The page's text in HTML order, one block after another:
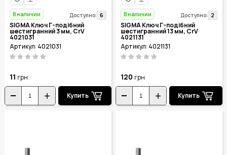
В наличии Доступно: 6
SIGMA Ключ Г-подібний
шестигранний 3 мм, CrV
4021031
Артикул: 4021031
11 грн
Купить
В наличии Доступно: 2
SIGMA Ключ Г-подібний
шестигранний 13 мм, CrV
4021131
Артикул: 4021131
120 грн
Купить